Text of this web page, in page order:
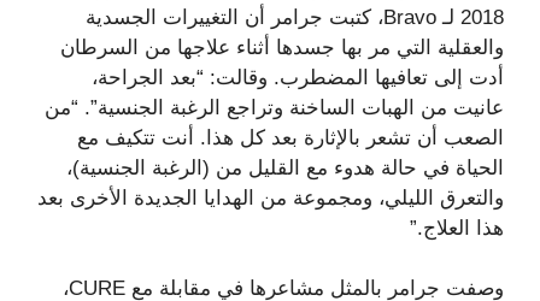
2018 لـ Bravo، كتبت جرامر أن التغييرات الجسدية
والعقلية التي مر بها جسدها أثناء علاجها من السرطان
أدت إلى تعافيها المضطرب. وقالت: “بعد الجراحة،
عانيت من الهبات الساخنة وتراجع الرغبة الجنسية”. “من
الصعب أن تشعر بالإثارة بعد كل هذا. أنت تتكيف مع
الحياة في حالة هدوء مع القليل من (الرغبة الجنسية)،
والتعرق الليلي، ومجموعة من الهدايا الجديدة الأخرى بعد
هذا العلاج.”
وصفت جرامر بالمثل مشاعرها في مقابلة مع CURE،